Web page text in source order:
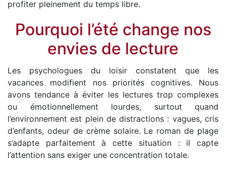
profiter pleinement du temps libre.
Pourquoi l’été change nos
envies de lecture
Les psychologues du loisir constatent que les
vacances modifient nos priorités cognitives. Nous
avons tendance à éviter les lectures trop complexes
ou émotionnellement lourdes, surtout quand
l’environnement est plein de distractions : vagues, cris
d’enfants, odeur de crème solaire. Le roman de plage
s’adapte parfaitement à cette situation : il capte
l’attention sans exiger une concentration totale.